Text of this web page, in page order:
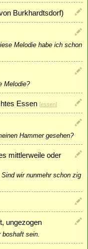
Burkhardtsdorf)
Melodie habe ich schon
Melodie?
Essen [essen]
Hammer gesehen?
mittlerweile oder
Sind wir nunmehr schon zig
ungezogen
boshaft sein.